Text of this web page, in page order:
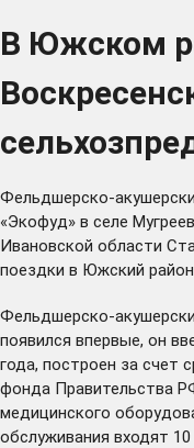
В Южском
Фельдшерско-
«Экофуд» в селе
Ивановской области
поездки в Южский район.
Фельдшерско-
появился впервые, он
года, построен за счет
фонда Правительства
медицинского
обслуживания входят